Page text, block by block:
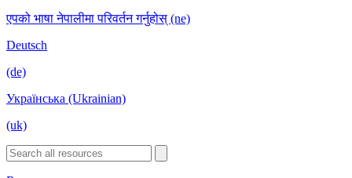
एपको भाषा नेपालीमा परिवर्तन गर्नुहोस् (ne)
Deutsch
(de)
Українська (Ukrainian)
(uk)